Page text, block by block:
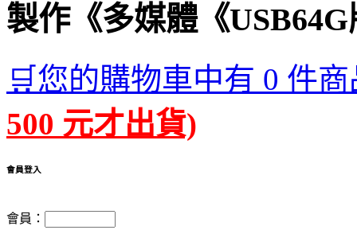
製作《多媒體《
🛒您的購物車中有 0 件
500 元才出貨)
會員登入
會員：